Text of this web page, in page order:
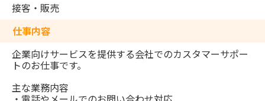
接客・販売
仕事内容
企業向けサービスを提供する会社でのカスタマーサポー
トのお仕事です。
主な業務内容